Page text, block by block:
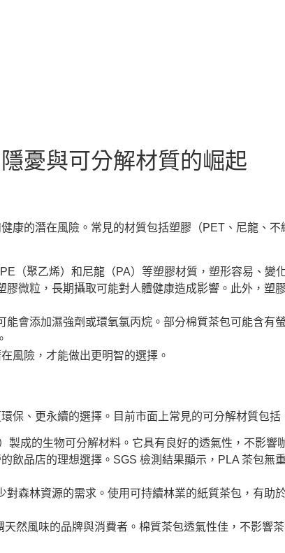
憂與可分解材質的崛起
康的潛在風險。常見的材質包括塑膠（PET、尼龍、
（聚乙烯）和尼龍（PA）等塑膠材質，塑形容易、變
微粒，長期攝取可能對人體健康造成影響。此外，塑
會添加濕強劑或環氧氯丙烷。部分棉質茶包可能含有
風險，才能做出更明智的選擇。
保、更永續的選擇。目前市面上常見的可分解材質包括
製成的生物可分解材料。它具有良好的透氣性，不影響
飲品店的理想選擇。SGS 檢測結果顯示，PLA 茶包無
森林資源的需求。使用可持續林業的紙質茶包，有助
然風味的品牌與消費者。棉質茶包透氣性佳，不影響